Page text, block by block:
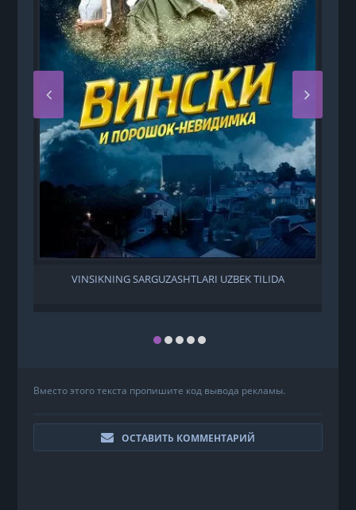
VINSIKNING SARGUZASHTLARI UZBEK TILIDA
Вместо этого текста пропишите код вывода рекламы.
ОСТАВИТЬ КОММЕНТАРИЙ